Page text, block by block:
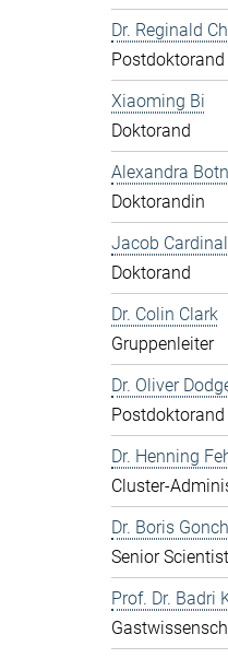
Dr. Reginald
Postdoktorand
Xiaoming Bi
Doktorand
Alexandra
Doktorandin
Jacob
Doktorand
Dr. Colin Clark
Gruppenleiter
Dr. Oliver
Postdoktorand
Dr. Henning
Cluster-
Dr. Boris
Senior Scientist
Prof. Dr. Badri